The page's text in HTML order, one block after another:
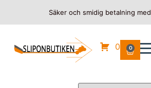
Säker och smidig betalning med
0 0
BENELLI/TNT 899/ 2013
2013